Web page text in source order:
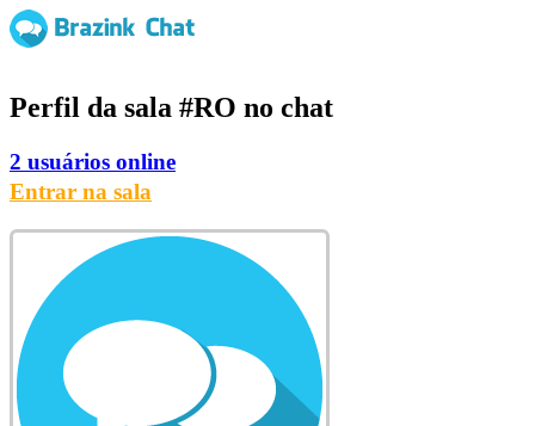
Perfil da sala #RO no chat
2 usuários online
Entrar na sala